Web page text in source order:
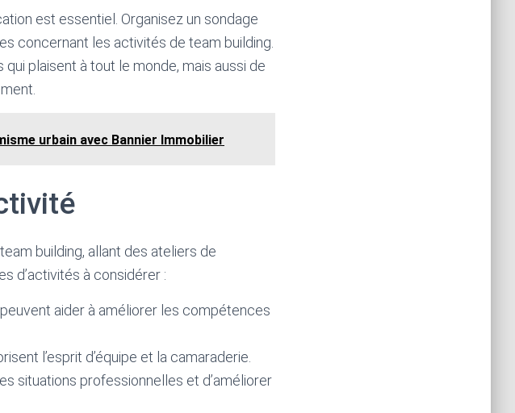
est essentiel. Organisez un sondage
concernant les activités de team building.
plaisent à tout le monde, mais aussi de
urbain avec Bannier Immobilier
building, allant des ateliers de
d’activités à considérer :
aider à améliorer les compétences
l’esprit d’équipe et la camaraderie.
situations professionnelles et d’améliorer